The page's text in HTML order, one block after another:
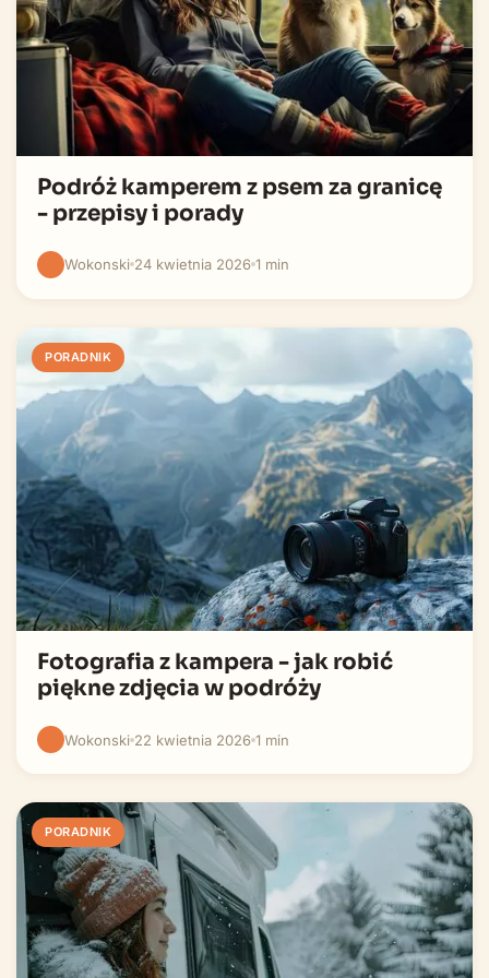
Podróż kamperem z psem za granicę
- przepisy i porady
Wokonski 24 kwietnia 2026 1 min
PORADNIK
Fotografia z kampera - jak robić
piękne zdjęcia w podróży
Wokonski 22 kwietnia 2026 1 min
PORADNIK